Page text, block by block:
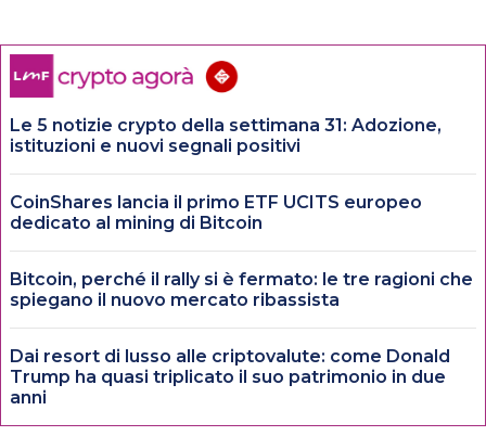
Le 5 notizie crypto della settimana 31: Adozione,
istituzioni e nuovi segnali positivi
CoinShares lancia il primo ETF UCITS europeo
dedicato al mining di Bitcoin
Bitcoin, perché il rally si è fermato: le tre ragioni che
spiegano il nuovo mercato ribassista
Dai resort di lusso alle criptovalute: come Donald
Trump ha quasi triplicato il suo patrimonio in due
anni